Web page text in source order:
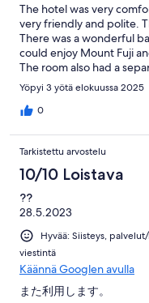
The hotel was very
very friendly and polite.
There was a wonderful
could enjoy Mount Fuji
The room also had a
which saved us the
laundry. We stayed for
children, thoroughly
bother us. Overall, we
had the chance!
Yöpyi 3 yötä elokuussa 2025
0
Tarkistettu arvostelu
10/10 Loistava
??
28.5.2023
Hyvää: Siisteys,
viestintä
Käännä Googlen avulla
また利用します。